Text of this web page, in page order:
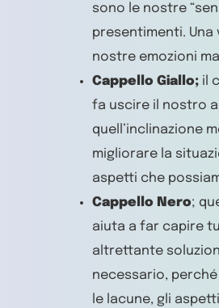
sono le nostre
presentimenti.
nostre emozioni
Cappello Giallo; il
fa uscire il nostro
quell’inclinazione
migliorare la
aspetti che
Cappello Nero;
aiuta a far capire
altrettante
necessario,
le lacune, gli